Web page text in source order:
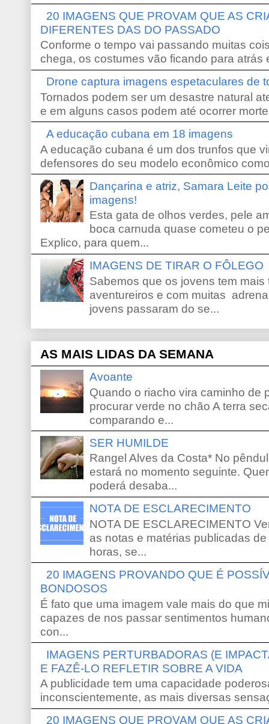
20 IMAGENS QUE PROVAM QUE AS
DIFERENTES DAS DO PASSADO
Conforme o tempo vai passando muitas
chega, os costumes vão ficando para atrás
Drone captura imagens espetaculares de
Tornados podem ser um desastre natural
e em alguns casos podem até ocorrer
A educação cubana em 18 imagens
A educação cubana é um dos trunfos que
defensores do seu modelo econômico
Dançarina e atriz, Samara Leite
imagens!
Esta gata de olhos verdes, pele
boca carnuda quase cometeu o
Explico, para quem...
IMAGENS DE TIRAR O FÔLEGO
Sabemos que os jovens tem
aventureiros e com muitas
jovens passaram do se...
AS MAIS LIDAS DA SEMANA
Avoante
Quando o riacho vira caminho de
procurar verde no chão A terra
comparando e...
SER HUMILDE
Rangel Alves da Costa* No
estará no momento seguinte.
poderá desaba...
NOTA DE ESCLARECIMENTO
NOTA DE ESCLARECIMENTO
as notas e matérias publicadas
horas, se...
20 IMAGENS PROVANDO QUE É
BONDOSOS
É fato que uma imagem vale mais do que
capazes de nos passar sentimentos
con...
IMAGENS PERTURBADORAS (E
E FAZÊ-LO REFLETIR SOBRE A VIDA
A publicidade tem uma capacidade
inconscientemente, as mais diversas
20 IMAGENS QUE PROVAM QUE AS